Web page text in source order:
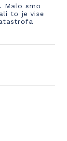
Malo smo
to je vise